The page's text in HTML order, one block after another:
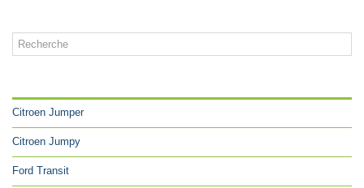
Citroen Jumper
Citroen Jumpy
Ford Transit